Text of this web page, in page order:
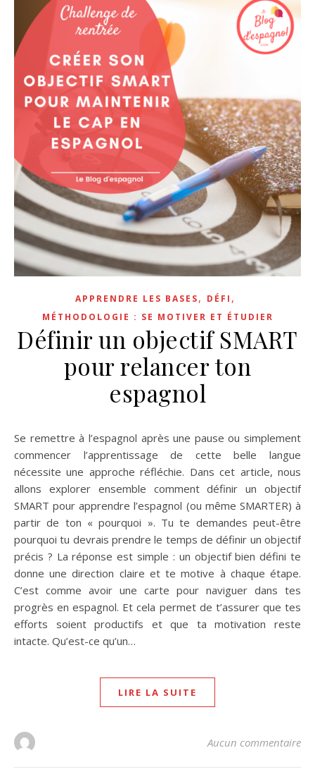
APPRENDRE LES BASES, DÉFI ,
MÉTHODOLOGIE : SE MOTIVER ET ÉTUDIER
Définir un objectif SMART
pour relancer ton
espagnol
Se remettre à l’espagnol après une pause ou simplement
commencer l’apprentissage de cette belle langue
nécessite une approche réfléchie. Dans cet article, nous
allons explorer ensemble comment définir un objectif
SMART pour apprendre l’espagnol (ou même SMARTER) à
partir de ton « pourquoi ». Tu te demandes peut-être
pourquoi tu devrais prendre le temps de définir un objectif
précis ? La réponse est simple : un objectif bien défini te
donne une direction claire et te motive à chaque étape.
C’est comme avoir une carte pour naviguer dans tes
progrès en espagnol. Et cela permet de t’assurer que tes
efforts soient productifs et que ta motivation reste
intacte. Qu’est-ce qu’un…
LIRE LA SUITE
Aucun commentaire